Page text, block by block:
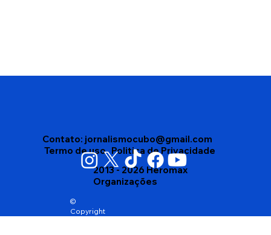
Vitória da Conquista reconhece
Contato: jornalismocubo@gmail.com
Termo de uso Politica de Privacidade
©
Copyright
2013 - 2026 Heromax
Organizações